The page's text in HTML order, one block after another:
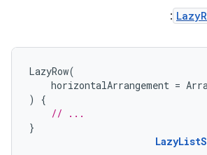
:
LazyRow(
horizontalArrangement =
)
{
// ...
}